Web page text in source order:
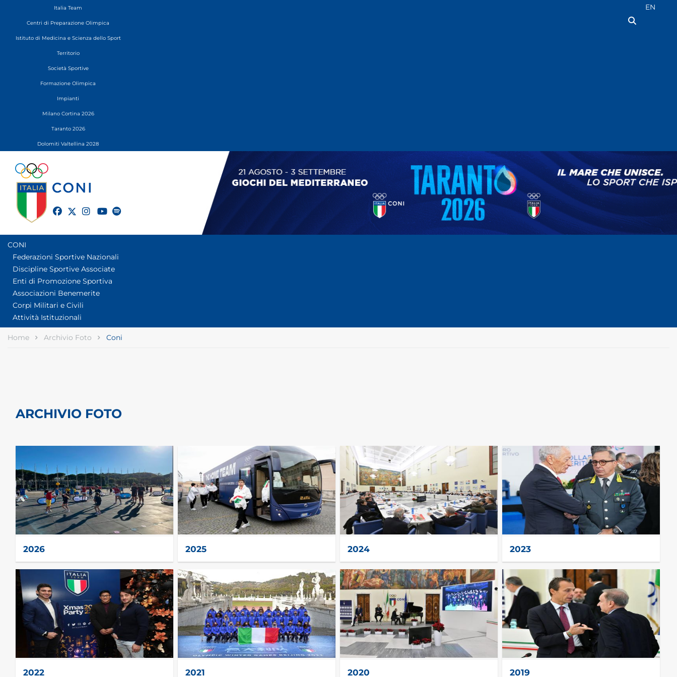
Italia Team
Centri di Preparazione Olimpica
Istituto di Medicina e Scienza dello Sport
Territorio
Società Sportive
Formazione Olimpica
Impianti
Milano Cortina 2026
Taranto 2026
Dolomiti Valtellina 2028
Seleziona
EN
twitter
CONI
Federazioni Sportive Nazionali
Discipline Sportive Associate
Enti di Promozione Sportiva
Associazioni Benemerite
Corpi Militari e Civili
Attività Istituzionali
Home Archivio Foto Coni
ARCHIVIO FOTO
2026 2025 2024 2023
2022 2021 2020 2019